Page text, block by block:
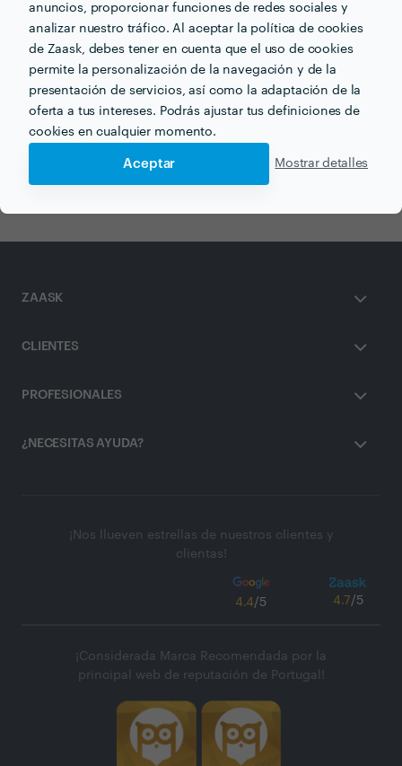
anuncios, proporcionar funciones de redes sociales y
analizar nuestro tráfico. Al aceptar la política de cookies
de Zaask, debes tener en cuenta que el uso de cookies
permite la personalización de la navegación y de la
presentación de servicios, así como la adaptación de la
oferta a tus intereses. Podrás ajustar tus definiciones de
cookies en cualquier momento.
Aceptar Mostrar detalles
Otros servicios proporcionados por Limpiezas Eugenio
Portero de Edificio en palma-de-mallorca
Empresas de Limpieza en palma-de-mallorca
Administración de Fincas en palma-de-mallorca
Limpieza a Domicilio en palma-de-mallorca
ZAASK
CLIENTES
PROFESIONALES
¿NECESITAS AYUDA?
¡Nos llueven estrellas de nuestros clientes y
clientas!
4.4/5 4.7/5
¡Considerada Marca Recomendada por la
principal web de reputación de Portugal!